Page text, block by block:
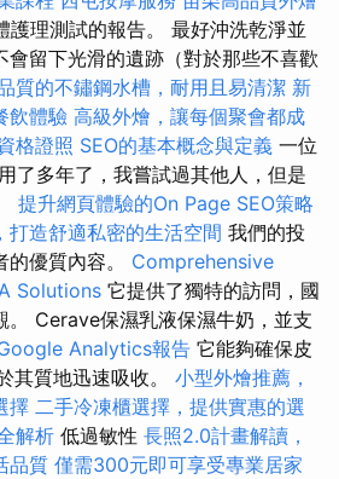
護理測試的報告。 最好沖洗乾淨並
會留下光滑的遺跡（對於那些不喜歡
質的不鏽鋼水槽，耐用且易清潔 新
飲體驗 高級外燴，讓每個聚會都成
格證照 SEO的基本概念與定義 一位
了多年了，我嘗試過其他人，但是
提升網頁體驗的On Page SEO策略
打造舒適私密的生活空間 我們的投
優質內容。 Comprehensive
Solutions 它提供了獨特的訪問，國
。 Cerave保濕乳液保濕牛奶，並支
Analytics報告 它能夠確保皮
其質地迅速吸收。 小型外燴推薦，
擇 二手冷凍櫃選擇，提供實惠的選
解析 低過敏性 長照2.0計畫解讀，
品質 僅需300元即可享受專業居家